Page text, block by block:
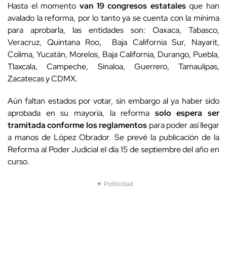
Hasta el momento van 19 congresos estatalesque han
avalado la reforma, por lo tanto ya se cuenta con la mínima
para aprobarla, las entidades son: Oaxaca, Tabasco,
Veracruz, Quintana Roo, Baja California Sur, Nayarit,
Colima, Yucatán, Morelos, Baja California, Durango, Puebla,
Tlaxcala, Campeche, Sinaloa, Guerrero, Tamaulipas,
Zacatecas y CDMX.
Aún faltan estados por votar, sin embargo al ya haber sido
aprobada en su mayoría, la reforma solo espera ser
tramitada conforme los reglamentos para poder así llegar
a manos de López Obrador. Se prevé la publicación de la
Reforma al Poder Judicial el día 15 de septiembre del año en
curso.
▼ Publicidad